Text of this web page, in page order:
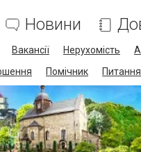
Новини
Вакансії Нерухомість
Помічник